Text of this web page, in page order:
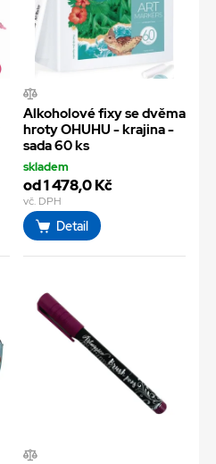
Alkoholové fixy se dvěma
hroty OHUHU - krajina -
sada 60 ks
skladem
od 1 478,0 Kč
vč. DPH
Detail